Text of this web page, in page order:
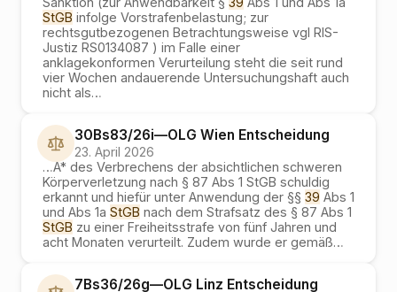
StGB infolge Vorstrafenbelastung; zur
rechtsgutbezogenen Betrachtungsweise vgl RIS-
Justiz RS0134087 ) im Falle einer
anklagekonformen Verurteilung steht die seit rund
vier Wochen andauerende Untersuchungshaft auch
nicht als…
30Bs83/26i—OLG Wien Entscheidung
23. April 2026
…A* des Verbrechens der absichtlichen schweren
Körperverletzung nach § 87 Abs 1 StGB schuldig
erkannt und hiefür unter Anwendung der §§ 39 Abs 1
und Abs 1a StGB nach dem Strafsatz des § 87 Abs 1
StGB zu einer Freiheitsstrafe von fünf Jahren und
acht Monaten verurteilt. Zudem wurde er gemäß…
7Bs36/26g—OLG Linz Entscheidung